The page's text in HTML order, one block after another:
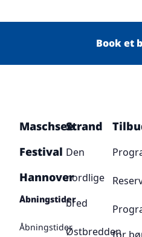
Book et
Maschsee
Festival
Hannover
Åbningstider
Åbningstider
Strand
Den
nordlige
bred
Østbredden